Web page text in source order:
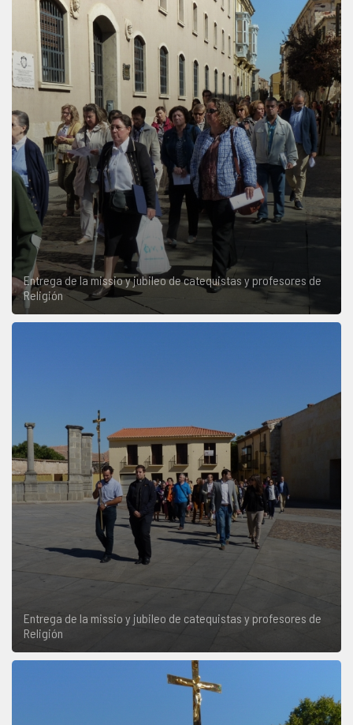
Entrega de la missio y jubileo de catequistas y profesores de
Religión
Entrega de la missio y jubileo de catequistas y profesores de
Religión